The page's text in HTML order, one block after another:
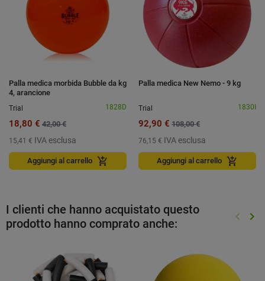
Palla medica morbida Bubble da kg
4, arancione
Trial
1828D
18,80 € 42,00 €
15,41 € IVA esclusa
Aggiungi al carrello add_shopping_cart
Palla medica New Nemo - 9 kg
Trial 1830I
92,90 € 108,00 €
76,15 € IVA esclusa
Aggiungi al carrello add_shopping_cart
I clienti che hanno acquistato questo
prodotto hanno comprato anche:
keyboard_arrow_left keyboard_arrow_right